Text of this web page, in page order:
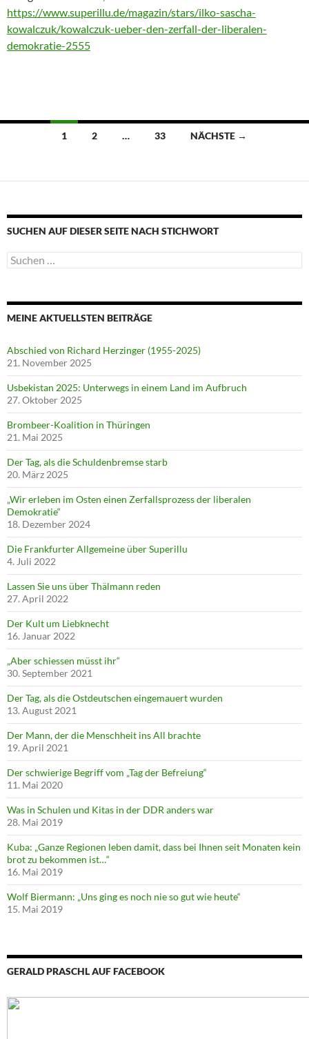
https://www.superillu.de/magazin/stars/ilko-sascha-
kowalczuk/kowalczuk-ueber-den-zerfall-der-liberalen-
demokratie-2555
Beitragsnavigation
1 2 … 33 NÄCHSTE →
SUCHEN AUF DIESER SEITE NACH STICHWORT
Suche
nach:
MEINE AKTUELLSTEN BEITRÄGE
Abschied von Richard Herzinger (1955-2025)
21. November 2025
Usbekistan 2025: Unterwegs in einem Land im Aufbruch
27. Oktober 2025
Brombeer-Koalition in Thüringen
21. Mai 2025
Der Tag, als die Schuldenbremse starb
20. März 2025
„Wir erleben im Osten einen Zerfallsprozess der liberalen
Demokratie“
18. Dezember 2024
Die Frankfurter Allgemeine über Superillu
4. Juli 2022
Lassen Sie uns über Thälmann reden
27. April 2022
Der Kult um Liebknecht
16. Januar 2022
„Aber schiessen müsst ihr“
30. September 2021
Der Tag, als die Ostdeutschen eingemauert wurden
13. August 2021
Der Mann, der die Menschheit ins All brachte
19. April 2021
Der schwierige Begriff vom „Tag der Befreiung“
11. Mai 2020
Was in Schulen und Kitas in der DDR anders war
28. Mai 2019
Kuba: „Ganze Regionen leben damit, dass bei Ihnen seit Monaten kein
brot zu bekommen ist…“
16. Mai 2019
Wolf Biermann: „Uns ging es noch nie so gut wie heute“
15. Mai 2019
GERALD PRASCHL AUF FACEBOOK